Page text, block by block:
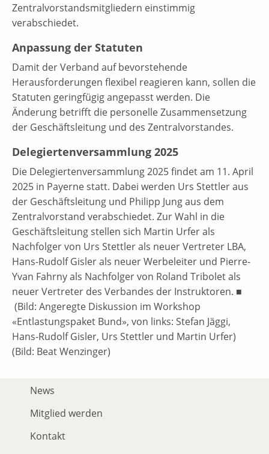
Zentralvorstandsmitgliedern einstimmig
verabschiedet.
Anpassung der Statuten
Damit der Verband auf bevorstehende
Herausforderungen flexibel reagieren kann, sollen die
Statuten geringfügig angepasst werden. Die
Änderung betrifft die personelle Zusammensetzung
der Geschäftsleitung und des Zentralvorstandes.
Delegiertenversammlung 2025
Die Delegiertenversammlung 2025 findet am 11. April
2025 in Payerne statt. Dabei werden Urs Stettler aus
der Geschäftsleitung und Philipp Jung aus dem
Zentralvorstand verabschiedet. Zur Wahl in die
Geschäftsleitung stellen sich Martin Urfer als
Nachfolger von Urs Stettler als neuer Vertreter LBA,
Hans-Rudolf Gisler als neuer Werbeleiter und Pierre-
Yvan Fahrny als Nachfolger von Roland Tribolet als
neuer Vertreter des Verbandes der Instruktoren. ■
(Bild: Angeregte Diskussion im Workshop
«Entlastungspaket Bund», von links: Stefan Jäggi,
Hans-Rudolf Gisler, Urs Stettler und Martin Urfer)
(Bild: Beat Wenzinger)
News
Mitglied werden
Kontakt